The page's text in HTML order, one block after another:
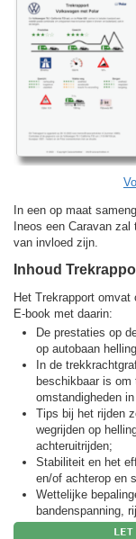
In een op maat
Ineos een Caravan
van invloed zijn.
Inhoud
Het Trekrapport omvat
E-book met daarin:
De prestaties op
op autobaan
In de
beschikbaar is om
omstandigheden
Tips bij het rijden
wegrijden op
achteruitrijden;
Stabiliteit en het
en/of achterop en
Wettelijke
bandenspanning,